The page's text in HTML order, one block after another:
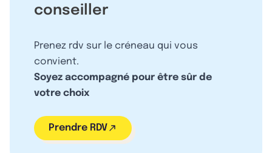
conseiller
Prenez rdv sur le créneau qui vous
convient.
Soyez accompagné pour être sûr de
votre choix
Prendre RDV